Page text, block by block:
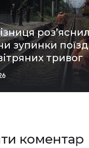
зупинки
тривог
коментар